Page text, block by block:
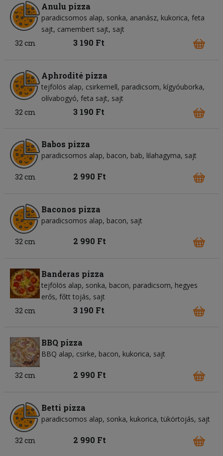
Anulu pizza
paradicsomos alap sonka ananász kukorica feta
sajt camembert sajt sajt
32 cm
3 190 Ft
Aphrodité pizza
tejfölös alap csirkemell paradicsom kígyóuborka
olívabogyó feta sajt sajt
32 cm
3 190 Ft
Babos pizza
paradicsomos alap bacon bab lilahagyma sajt
32 cm 2 990 Ft
Baconos pizza
paradicsomos alap bacon sajt
32 cm 2 990 Ft
Banderas pizza
tejfölös alap sonka bacon paradicsom hegyes
erős főtt tojás sajt
32 cm
3 190 Ft
BBQ pizza
BBQ alap csirke bacon kukorica sajt
32 cm 2 990 Ft
Betti pizza
paradicsomos alap sonka kukorica tükörtojás sajt
32 cm 2 990 Ft